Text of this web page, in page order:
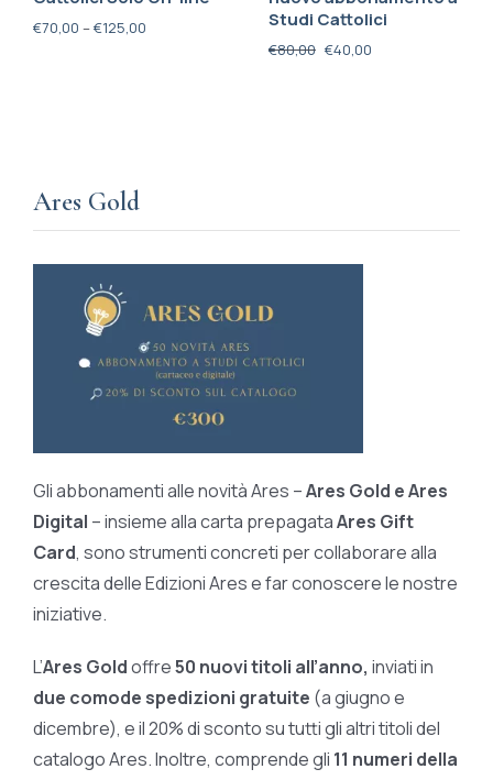
€70,00 –€125,00
Studi Cattolici
€80,00 €40,00
Ares Gold
Gli abbonamenti alle novità Ares –Ares Gold e Ares
Digital – insieme alla carta prepagataAres Gift
Card, sono strumenti concreti per collaborare alla
crescita delle Edizioni Ares e far conoscere le nostre
iniziative.
L’Ares Goldoffre50 nuovi titoli all’anno, inviati in
due comode spedizioni gratuite (a giugno e
dicembre), e il 20% di sconto su tutti gli altri titoli del
catalogo Ares. Inoltre, comprende gli 11 numeri della